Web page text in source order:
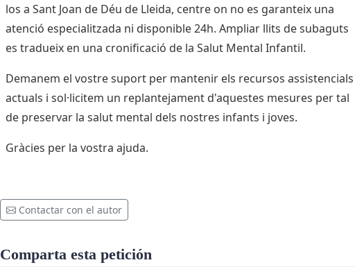
los a Sant Joan de Déu de Lleida, centre on no es garanteix una
atenció especialitzada ni disponible 24h. Ampliar llits de subaguts
es tradueix en una cronificació de la Salut Mental Infantil.
Demanem el vostre suport per mantenir els recursos assistencials
actuals i sol·licitem un replantejament d'aquestes mesures per tal
de preservar la salut mental dels nostres infants i joves.
Gràcies per la vostra ajuda.
Contactar con el autor
Comparta esta petición